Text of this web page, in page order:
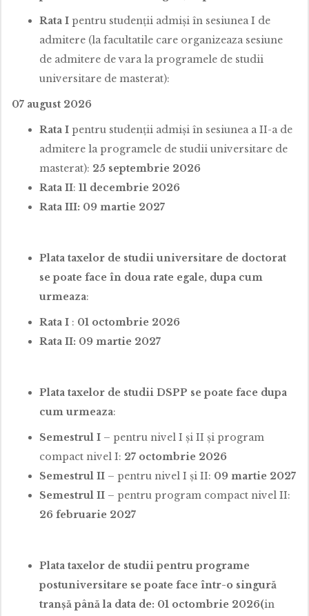
Rata I pentru studenții admiși în sesiunea I de
admitere (la facultatile care organizeaza sesiune
de admitere de vara la programele de studii
universitare de masterat):
07 august 2026
Rata I pentru studenții admiși în sesiunea a II-a de
admitere la programele de studii universitare de
masterat): 25 septembrie 2026
Rata II: 11 decembrie 2026
Rata III: 09 martie 2027
Plata taxelor de studii universitare de doctorat
se poate face în doua rate egale, dupa cum
urmeaza:
Rata I : 01 octombrie 2026
Rata II: 09 martie 2027
Plata taxelor de studii DSPP se poate face dupa
cum urmeaza:
Semestrul I – pentru nivel I și II și program
compact nivel I: 27 octombrie 2026
Semestrul II – pentru nivel I și II: 09 martie 2027
Semestrul II – pentru program compact nivel II:
26 februarie 2027
Plata taxelor de studii pentru programe
postuniversitare se poate face într-o singură
tranșă până la data de: 01 octombrie 2026(in